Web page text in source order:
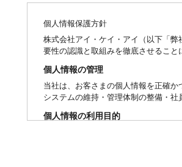
個人情報保護方針
株式会社アイ・ケイ・アイ（以下「
要性の認識と取組みを徹底させること
個人情報の管理
当社は、お客さまの個人情報を正確
システムの維持・管理体制の整備・
個人情報の利用目的
当社は、お客さまよりお預かりした